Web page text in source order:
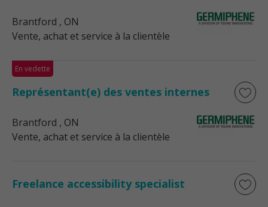
Brantford , ON
Vente, achat et service à la clientèle
En vedette
Représentant(e) des ventes internes
Brantford , ON
Vente, achat et service à la clientèle
Freelance accessibility specialist